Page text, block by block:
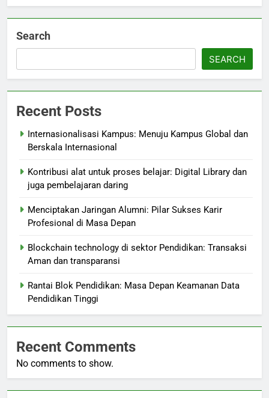
Search
SEARCH
Recent Posts
Internasionalisasi Kampus: Menuju Kampus Global dan
Berskala Internasional
Kontribusi alat untuk proses belajar: Digital Library dan
juga pembelajaran daring
Menciptakan Jaringan Alumni: Pilar Sukses Karir
Profesional di Masa Depan
Blockchain technology di sektor Pendidikan: Transaksi
Aman dan transparansi
Rantai Blok Pendidikan: Masa Depan Keamanan Data
Pendidikan Tinggi
Recent Comments
No comments to show.